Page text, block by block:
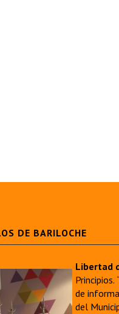
DE BARILOCHE
Libertad
de
del